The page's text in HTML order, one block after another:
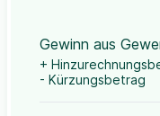
Gewinn aus
+
- Kürzungsbetrag